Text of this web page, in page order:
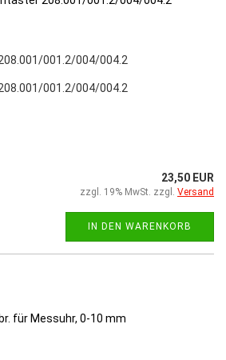
001.2/004/004.2
001.2/004/004.2
23,50 EUR
zzgl. 19% MwSt. zzgl. Versand
IN DEN WARENKORB